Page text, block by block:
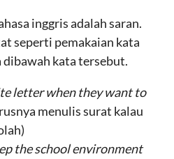
inggris adalah saran.
seperti pemakaian kata
dibawah kata tersebut.
letter when they want to
menulis surat kalau
the school environment